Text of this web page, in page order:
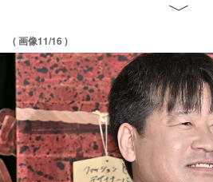
( 画像11/16 )